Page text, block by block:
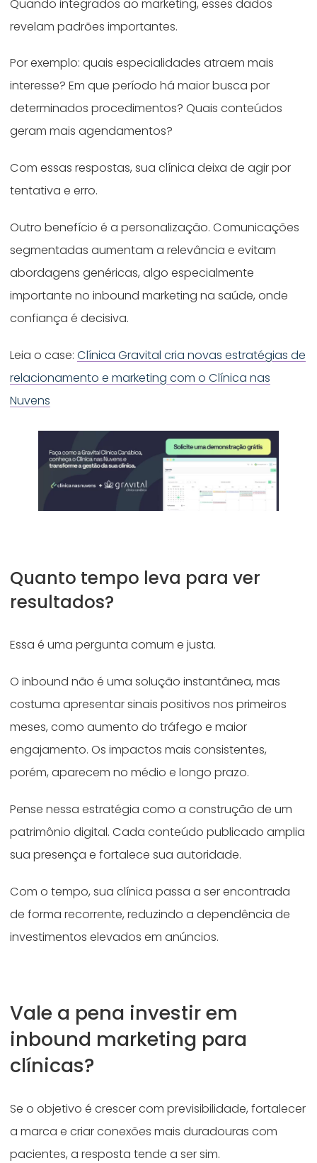
Quando integrados ao marketing, esses dados
revelam padrões importantes.
Por exemplo: quais especialidades atraem mais
interesse? Em que período há maior busca por
determinados procedimentos? Quais conteúdos
geram mais agendamentos?
Com essas respostas, sua clínica deixa de agir por
tentativa e erro.
Outro benefício é a personalização. Comunicações
segmentadas aumentam a relevância e evitam
abordagens genéricas, algo especialmente
importante no inbound marketing na saúde, onde
confiança é decisiva.
Leia o case:Clínica Gravital cria novas estratégias de
relacionamento e marketing com o Clínica nas
Nuvens
Quanto tempo leva para ver
resultados?
Essa é uma pergunta comum e justa.
O inbound não é uma solução instantânea, mas
costuma apresentar sinais positivos nos primeiros
meses, como aumento do tráfego e maior
engajamento. Os impactos mais consistentes,
porém, aparecem no médio e longo prazo.
Pense nessa estratégia como a construção de um
patrimônio digital. Cada conteúdo publicado amplia
sua presença e fortalece sua autoridade.
Com o tempo, sua clínica passa a ser encontrada
de forma recorrente, reduzindo a dependência de
investimentos elevados em anúncios.
Vale a pena investir em
inbound marketing para
clínicas?
Se o objetivo é crescer com previsibilidade, fortalecer
a marca e criar conexões mais duradouras com
pacientes, a resposta tende a ser sim.